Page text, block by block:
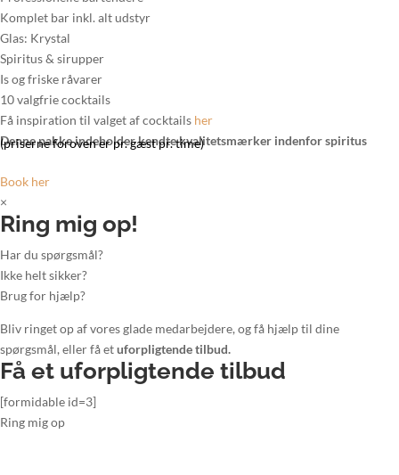
Komplet bar inkl. alt udstyr
Glas: Krystal
Spiritus & sirupper
Is og friske råvarer
10 valgfrie cocktails
Få inspiration til valget af cocktails her
Denne pakke indeholder kendte kvalitetsmærker indenfor spiritus
(priserne foroven er pr. gæst pr. time)
Book her
×
Ring mig op!
Har du spørgsmål?
Ikke helt sikker?
Brug for hjælp?
Bliv ringet op af vores glade medarbejdere, og få hjælp til dine
spørgsmål, eller få etuforpligtende tilbud.
Få et uforpligtende tilbud
[formidable id=3]
Ring mig op